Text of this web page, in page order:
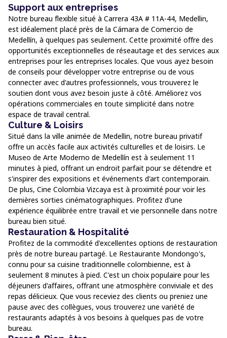
Support aux entreprises
Notre bureau flexible situé à Carrera 43A # 11A-44, Medellin,
est idéalement placé près de la Cámara de Comercio de
Medellín, à quelques pas seulement. Cette proximité offre des
opportunités exceptionnelles de réseautage et des services aux
entreprises pour les entreprises locales. Que vous ayez besoin
de conseils pour développer votre entreprise ou de vous
connecter avec d'autres professionnels, vous trouverez le
soutien dont vous avez besoin juste à côté. Améliorez vos
opérations commerciales en toute simplicité dans notre
espace de travail central.
Culture & Loisirs
Situé dans la ville animée de Medellin, notre bureau privatif
offre un accès facile aux activités culturelles et de loisirs. Le
Museo de Arte Moderno de Medellín est à seulement 11
minutes à pied, offrant un endroit parfait pour se détendre et
s'inspirer des expositions et événements d'art contemporain.
De plus, Cine Colombia Vizcaya est à proximité pour voir les
dernières sorties cinématographiques. Profitez d'une
expérience équilibrée entre travail et vie personnelle dans notre
bureau bien situé.
Restauration & Hospitalité
Profitez de la commodité d'excellentes options de restauration
près de notre bureau partagé. Le Restaurante Mondongo's,
connu pour sa cuisine traditionnelle colombienne, est à
seulement 8 minutes à pied. C'est un choix populaire pour les
déjeuners d'affaires, offrant une atmosphère conviviale et des
repas délicieux. Que vous receviez des clients ou preniez une
pause avec des collègues, vous trouverez une variété de
restaurants adaptés à vos besoins à quelques pas de votre
bureau.